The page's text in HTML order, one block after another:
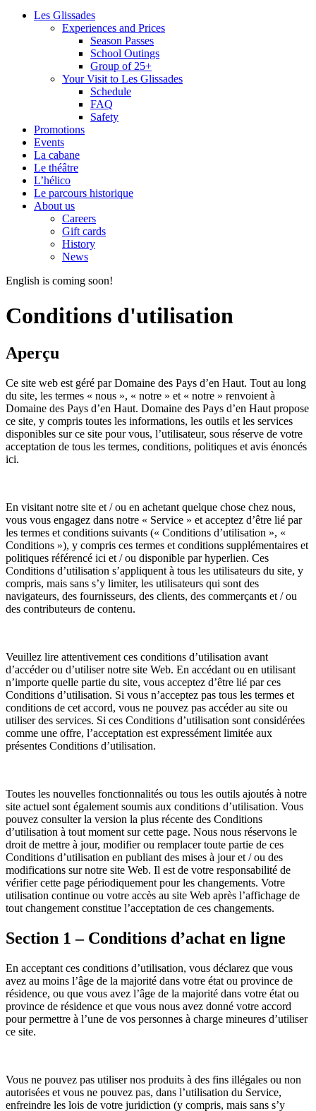
Les Glissades
Experiences and Prices
Season Passes
School Outings
Group of 25+
Your Visit to Les Glissades
Schedule
FAQ
Safety
Promotions
Events
La cabane
Le théâtre
L’hélico
Le parcours historique
About us
Careers
Gift cards
History
News
English is coming soon!
Conditions d'utilisation
Aperçu
Ce site web est géré par Domaine des Pays d’en Haut. Tout au long
du site, les termes « nous », « notre » et « notre » renvoient à
Domaine des Pays d’en Haut. Domaine des Pays d’en Haut propose
ce site, y compris toutes les informations, les outils et les services
disponibles sur ce site pour vous, l’utilisateur, sous réserve de votre
acceptation de tous les termes, conditions, politiques et avis énoncés
ici.
En visitant notre site et / ou en achetant quelque chose chez nous,
vous vous engagez dans notre « Service » et acceptez d’être lié par
les termes et conditions suivants (« Conditions d’utilisation », «
Conditions »), y compris ces termes et conditions supplémentaires et
politiques référencé ici et / ou disponible par hyperlien. Ces
Conditions d’utilisation s’appliquent à tous les utilisateurs du site, y
compris, mais sans s’y limiter, les utilisateurs qui sont des
navigateurs, des fournisseurs, des clients, des commerçants et / ou
des contributeurs de contenu.
Veuillez lire attentivement ces conditions d’utilisation avant
d’accéder ou d’utiliser notre site Web. En accédant ou en utilisant
n’importe quelle partie du site, vous acceptez d’être lié par ces
Conditions d’utilisation. Si vous n’acceptez pas tous les termes et
conditions de cet accord, vous ne pouvez pas accéder au site ou
utiliser des services. Si ces Conditions d’utilisation sont considérées
comme une offre, l’acceptation est expressément limitée aux
présentes Conditions d’utilisation.
Toutes les nouvelles fonctionnalités ou tous les outils ajoutés à notre
site actuel sont également soumis aux conditions d’utilisation. Vous
pouvez consulter la version la plus récente des Conditions
d’utilisation à tout moment sur cette page. Nous nous réservons le
droit de mettre à jour, modifier ou remplacer toute partie de ces
Conditions d’utilisation en publiant des mises à jour et / ou des
modifications sur notre site Web. Il est de votre responsabilité de
vérifier cette page périodiquement pour les changements. Votre
utilisation continue ou votre accès au site Web après l’affichage de
tout changement constitue l’acceptation de ces changements.
Section 1 – Conditions d’achat en ligne
En acceptant ces conditions d’utilisation, vous déclarez que vous
avez au moins l’âge de la majorité dans votre état ou province de
résidence, ou que vous avez l’âge de la majorité dans votre état ou
province de résidence et que vous nous avez donné votre accord
pour permettre à l’une de vos personnes à charge mineures d’utiliser
ce site.
Vous ne pouvez pas utiliser nos produits à des fins illégales ou non
autorisées et vous ne pouvez pas, dans l’utilisation du Service,
enfreindre les lois de votre juridiction (y compris, mais sans s’y